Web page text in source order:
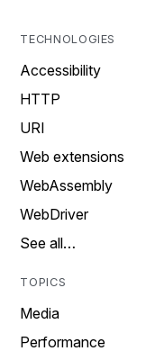
TECHNOLOGIES
Accessibility
HTTP
URI
Web extensions
WebAssembly
WebDriver
See all…
TOPICS
Media
Performance